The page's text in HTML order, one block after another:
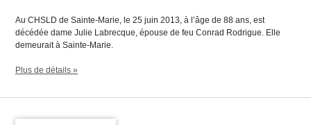
Au CHSLD de Sainte-Marie, le 25 juin 2013, à l’âge de 88 ans, est
décédée dame Julie Labrecque, épouse de feu Conrad Rodrigue. Elle
demeurait à Sainte-Marie.
Plus de détails »